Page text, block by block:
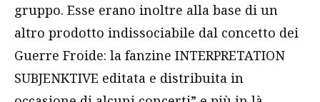
gruppo. Esse erano inoltre alla base di un
altro prodotto indissociabile dal concetto dei
Guerre Froide: la fanzine INTERPRETATION
SUBJENKTIVE editata e distribuita in